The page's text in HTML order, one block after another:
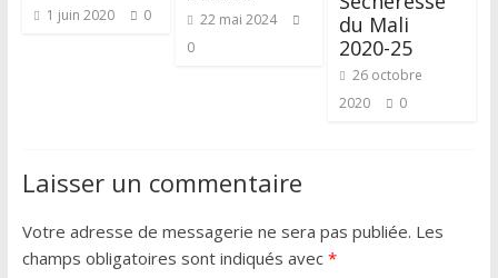
1 juin 2020 0
22 mai 2024
0
du Mali
2020-25
26 octobre
2020
0
Laisser un commentaire
Votre adresse de messagerie ne sera pas publiée. Les
champs obligatoires sont indiqués avec *